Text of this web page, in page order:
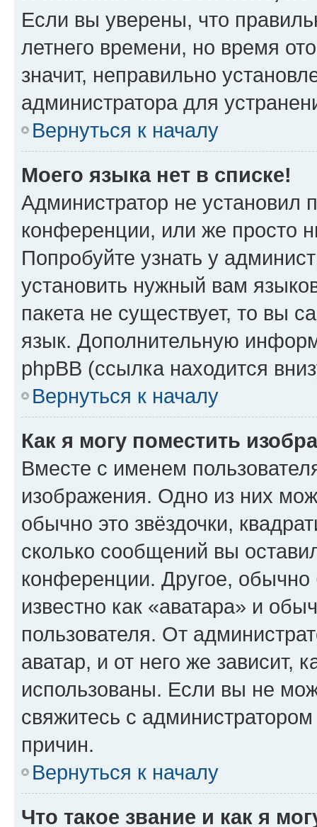
Если вы уверены, что
летнего времени, но время
значит, неправильно
администратора для
Вернуться к началу
Моего языка нет в списке!
Администратор не установил
конференции, или же просто
Попробуйте узнать у
установить нужный вам
пакета не существует, то вы
язык. Дополнительную
phpBB (ссылка находится
Вернуться к началу
Как я могу поместить
Вместе с именем
изображения. Одно из них
обычно это звёздочки,
сколько сообщений вы
конференции. Другое,
известно как «аватара» и
пользователя. От
аватар, и от него же зависит,
использованы. Если вы не
свяжитесь с
причин.
Вернуться к началу
Что такое звание и как я